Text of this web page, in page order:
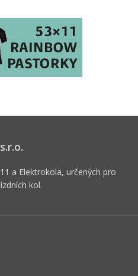
a Elektrokola, určených pro
kol.